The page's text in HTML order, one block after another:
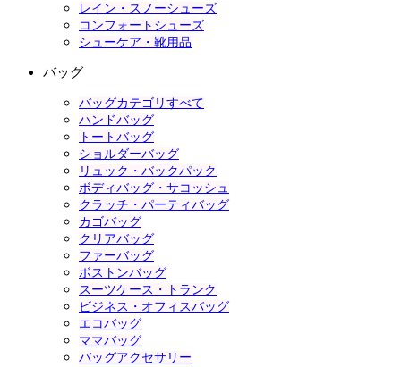
レイン・スノーシューズ
コンフォートシューズ
シューケア・靴用品
バッグ
バッグカテゴリすべて
ハンドバッグ
トートバッグ
ショルダーバッグ
リュック・バックパック
ボディバッグ・サコッシュ
クラッチ・パーティバッグ
カゴバッグ
クリアバッグ
ファーバッグ
ボストンバッグ
スーツケース・トランク
ビジネス・オフィスバッグ
エコバッグ
ママバッグ
バッグアクセサリー